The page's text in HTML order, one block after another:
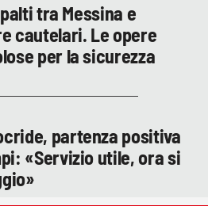
tra Messina e
cautelari. Le opere
per la sicurezza
partenza positiva
«Servizio utile, ora si